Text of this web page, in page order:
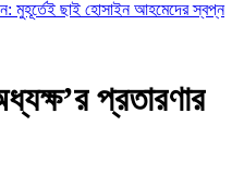
মুহূর্তেই ছাই হোসাইন আহমেদের স্বপ্ন
প্রতারণার